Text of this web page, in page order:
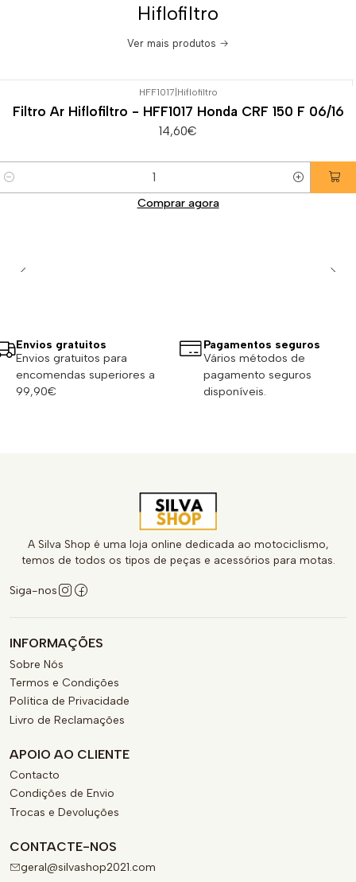
Hiflofiltro
Ver mais produtos
HFF1017 Hiflofiltro
Filtro Ar Hiflofiltro - HFF1017 Honda CRF 150 F 06/16
14,60€
Comprar agora
Envios gratuitos
Envios gratuitos para
encomendas superiores a
99,90€
Pagamentos seguros
Vários métodos de
pagamento seguros
disponíveis.
A Silva Shop é uma loja online dedicada ao motociclismo,
temos de todos os tipos de peças e acessórios para motas.
Siga-nos
INFORMAÇÕES
Sobre Nós
Termos e Condições
Política de Privacidade
Livro de Reclamações
APOIO AO CLIENTE
Contacto
Condições de Envio
Trocas e Devoluções
CONTACTE-NOS
geral@silvashop2021.com